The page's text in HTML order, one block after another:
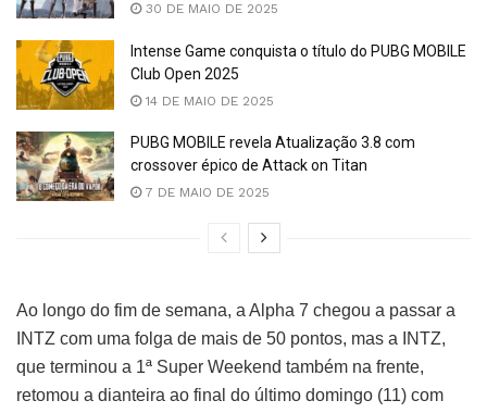
30 DE MAIO DE 2025
Intense Game conquista o título do PUBG MOBILE
Club Open 2025
14 DE MAIO DE 2025
PUBG MOBILE revela Atualização 3.8 com
crossover épico de Attack on Titan
7 DE MAIO DE 2025
Ao longo do fim de semana, a Alpha 7 chegou a passar a
INTZ com uma folga de mais de 50 pontos, mas a INTZ,
que terminou a 1ª Super Weekend também na frente,
retomou a dianteira ao final do último domingo (11) com